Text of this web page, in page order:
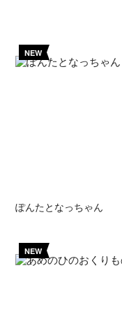
NEW
ぽんたとなっちゃん
NEW